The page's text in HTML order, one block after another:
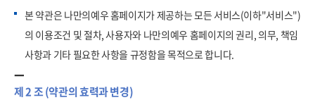
본 약관은 나만의예우 홈페이지가 제공하는 모든 서비스(이하"서비스")
의 이용조건 및 절차, 사용자와 나만의예우 홈페이지의 권리, 의무, 책임
사항과 기타 필요한 사항을 규정함을 목적으로 합니다.
제 2 조 (약관의 효력과 변경)